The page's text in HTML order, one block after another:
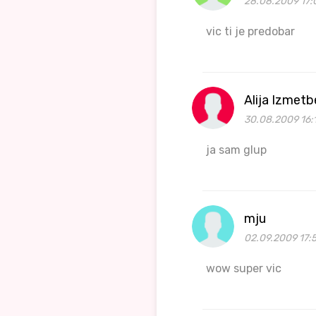
vic ti je predobar
Alija
30.08.2009
ja sam glup
mju
02.09.2009
wow super vic